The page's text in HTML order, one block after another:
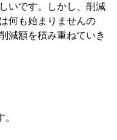
いです。しかし、削減
何も始まりませんの
減額を積み重ねていき